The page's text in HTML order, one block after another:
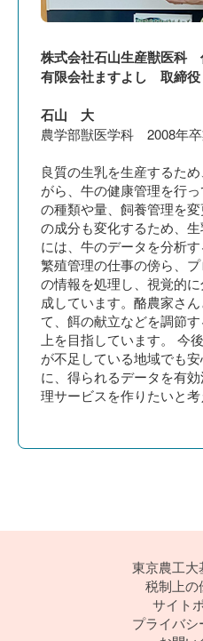
株式会社石山生産獣医科
有限会社ますよし 取締役
石山 大
農学部獣医学科 2008年
良質の生乳を生産するた
がら、牛の健康管理を行
の種類や量、飼養管理を
の成分も変化するため、
には、牛のデータを分析
繁殖管理の仕事の傍ら、
の情報を処理し、視覚的
成しています。酪農家さ
て、餌の献立などを調節
上を目指しています。 今
が不足している地域でも
に、得られるデータを有
理サービスを作りたいと考
東京農工大
税制上の
サイト
プライバ